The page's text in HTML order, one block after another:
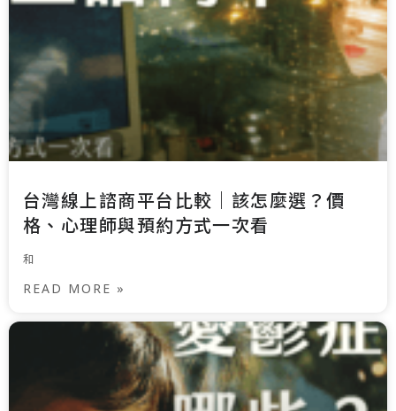
台灣線上諮商平台比較｜該怎麼選？價
格、心理師與預約方式一次看
和
READ MORE »